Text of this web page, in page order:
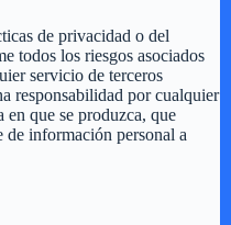
de privacidad o del
todos los riesgos asociados
servicio de terceros
responsabilidad por cualquier
en que se produzca, que
de información personal a